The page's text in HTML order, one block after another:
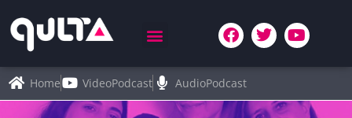
Home VideoPodcast AudioPodcast